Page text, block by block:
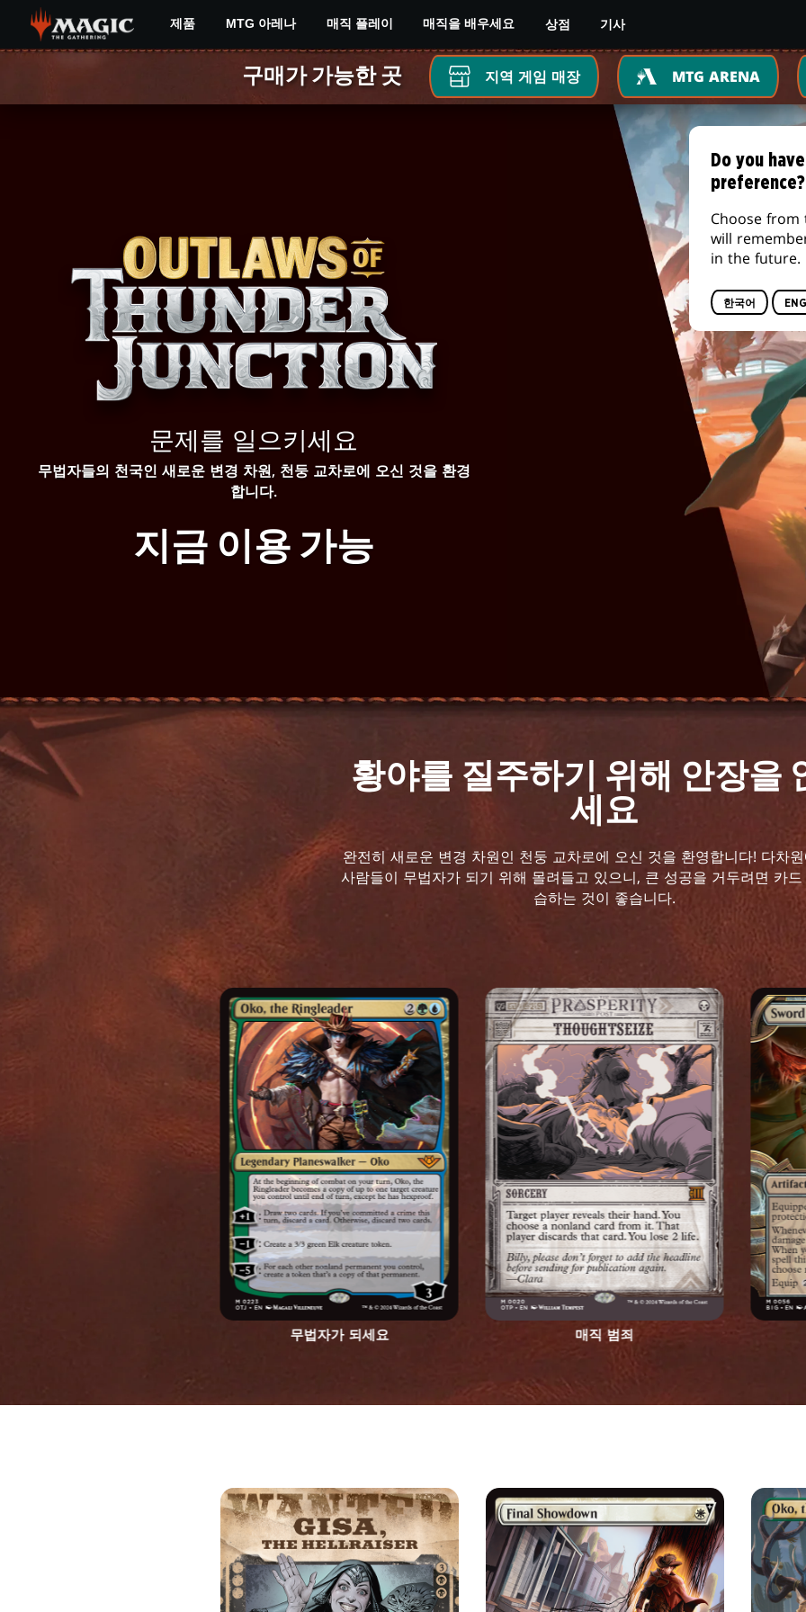
main
제품 MTG 아레나 매직 플레이 매직을 배우세요 상점 기사
OF
구매가 가능한 곳 지역 게임 매장 MTG ARENA
문제를 일으키세요
무법자들의 천국인 새로운 변경 차원, 천둥 교차로에 오신 것을 환경
합니다.
지금 이용 가능
황야를 질주하기 위해 안장을
세요
완전히 새로운 변경 차원인 천둥 교차로에 오신 것을 환영합니다! 다차
사람들이 무법자가 되기 위해 몰려들고 있으니, 큰 성공을 거두려면 카
습하는 것이 좋습니다.
무법자가 되세요 매직 범죄
Do you
preference?
Choose
will
in the future.
한국어